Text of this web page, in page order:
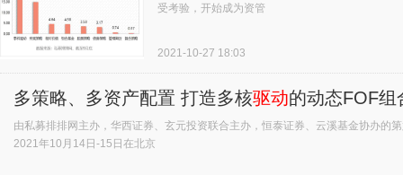
受考验，开始成为资管
2021-10-27 18:03
多策略、多资产配置 打造多核驱动的动态FOF组
由私募排排网主办，华西证券、玄元投资联合主办，恒泰证券、云溪基金协办的
2021年10月14日-15日在北京